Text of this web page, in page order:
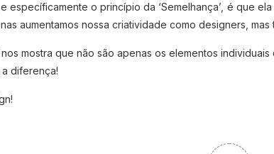
específicamente o princípio da ‘Semelhança’, é que
aumentamos nossa criatividade como designers,
nos mostra que não são apenas os elementos
diferença!